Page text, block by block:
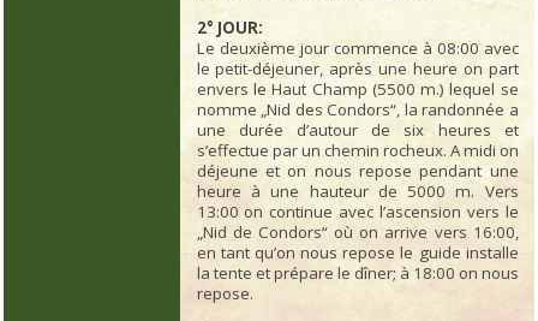
2° JOUR:
Le deuxième jour commence à 08:00 avec
le petit-déjeuner, après une heure on part
envers le Haut Champ (5500 m.) lequel se
nomme „Nid des Condors“, la randonnée a
une durée d’autour de six heures et
s’effectue par un chemin rocheux. A midi on
déjeune et on nous repose pendant une
heure à une hauteur de 5000 m. Vers
13:00 on continue avec l’ascension vers le
„Nid de Condors“ où on arrive vers 16:00,
en tant qu’on nous repose le guide installe
la tente et prépare le dîner; à 18:00 on nous
repose.